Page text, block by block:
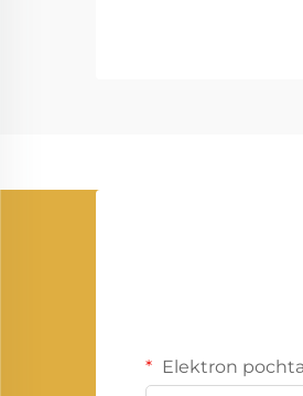
Elektron pochta